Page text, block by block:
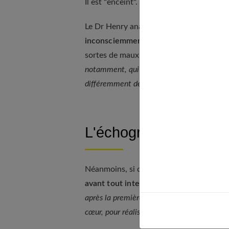
Il est "enceint".
Le Dr Henry analyse ce phénomène
inconsciemment la femme
sortes de maux. «
notamment, qui ont à nouveau des
différemment des précédentes.
L'échographie
Néanmoins, si certains hommes
avant tout intellectuelle
après la première échographie
cœur, pour réaliser que l'enfant est là.